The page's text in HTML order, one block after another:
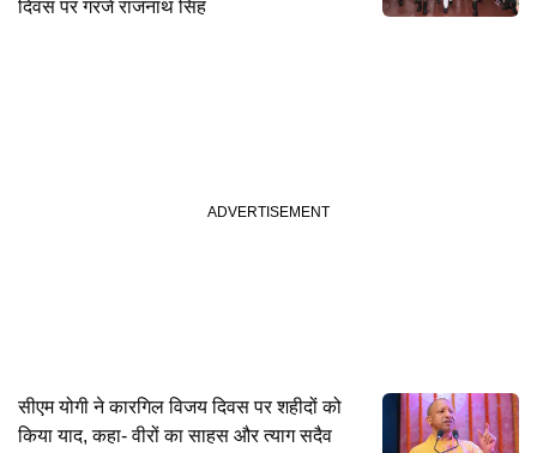
दिवस पर गरजे राजनाथ सिंह
सीएम योगी ने कारगिल विजय दिवस पर शहीदों को
किया याद, कहा- वीरों का साहस और त्याग सदैव